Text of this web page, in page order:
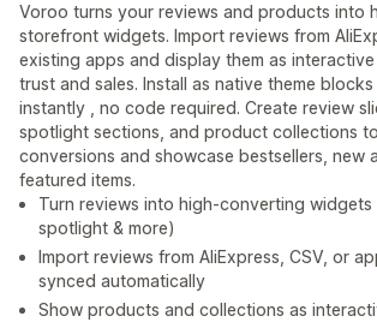
Voroo turns your reviews and products into
storefront widgets. Import reviews from
existing apps and display them as
trust and sales. Install as native theme
instantly , no code required. Create review
spotlight sections, and product collections
conversions and showcase bestsellers, new
featured items.
Turn reviews into high-converting widgets
spotlight & more)
Import reviews from AliExpress, CSV, or
synced automatically
Show products and collections as